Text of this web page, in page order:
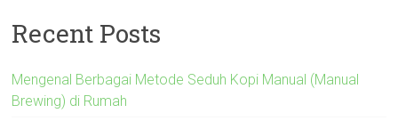
Recent Posts
Mengenal Berbagai Metode Seduh Kopi Manual (Manual
Brewing) di Rumah